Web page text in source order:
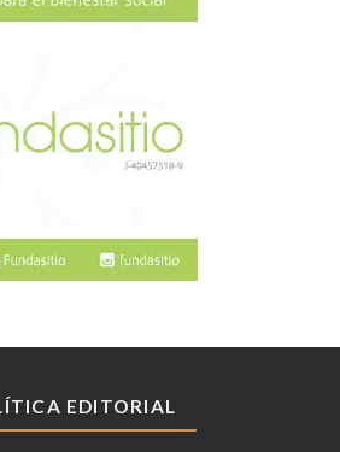
EDITORIAL